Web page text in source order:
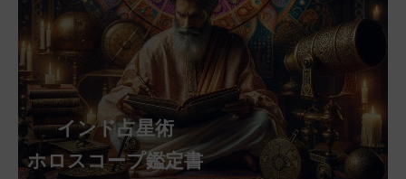
インド占星術
ホロスコープ鑑定書